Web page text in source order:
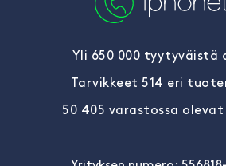
Yli 650 000 tyytyväistä
Tarvikkeet 514 eri
50 405 varastossa